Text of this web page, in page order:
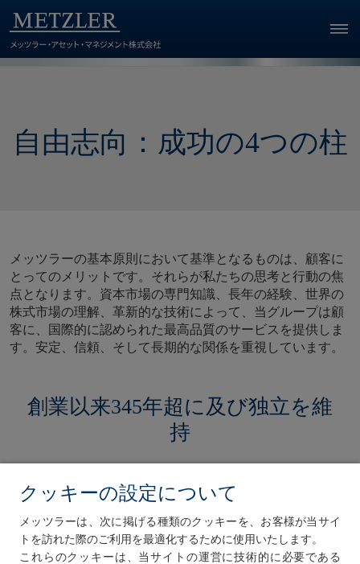
クッキーの設定について
メッツラーは、次に掲げる種類のクッキーを、お客様が当サイ
トを訪れた際のご利用を最適化するために使用いたします。
これらのクッキーは、当サイトの運営に技術的に必要である
自由志向：成功の4つの柱
メッツラーの基本原則において基準となるものは、顧客に
とってのメリットです。それらが私たちの思考と行動の焦
点となります。資本市場の専門知識、長年の経験、世界の
株式市場の理解、革新的な技術によって、当グループは顧
客に、国際的に認められた最高品質のサービスを提供しま
す。安定、信頼、そして長期的な関係を重視しています。
創業以来345年超に及び独立を維
持
メッツラーは中立性および独立したアドバイスを重視して
います。私たちの組織構造は、私たちの行動が私たち自身
の利益や第三者の影響を受けないことを保証します。私た
ちは専ら顧客の利益のために行動します。